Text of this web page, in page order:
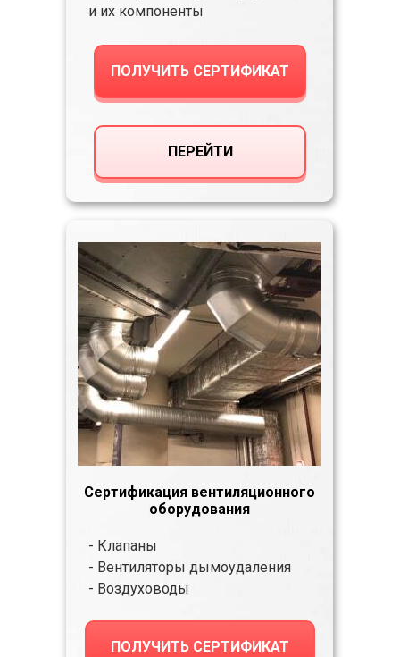
ПОЛУЧИТЬ СЕРТИФИКАТ
Сертификация вентиляционного
оборудования
- Клапаны
- Вентиляторы дымоудаления
- Воздуховоды
ПОЛУЧИТЬ СЕРТИФИКАТ
ПЕРЕЙТИ
и их компоненты